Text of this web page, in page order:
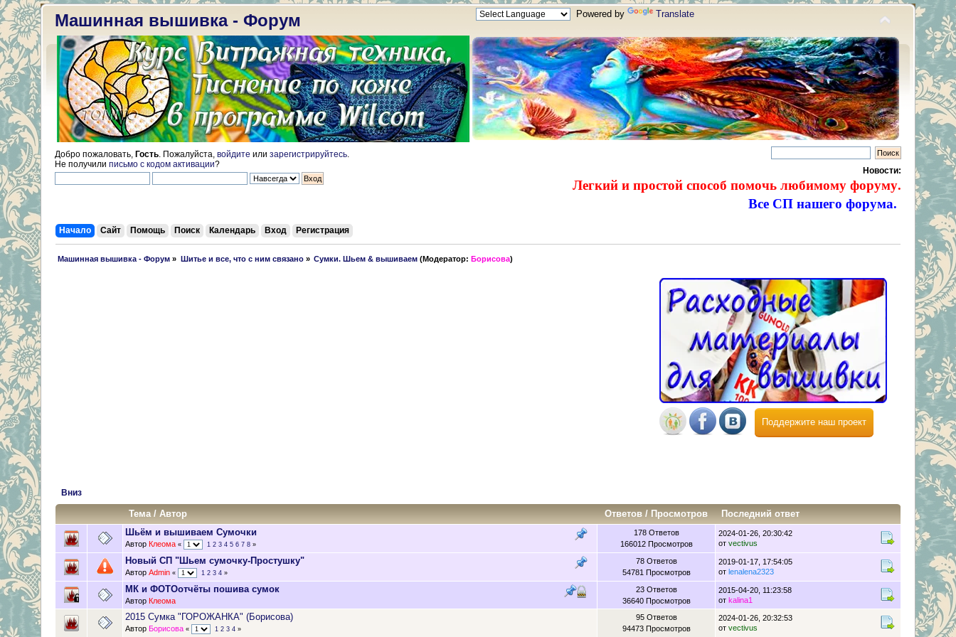
Машинная вышивка - Форум Powered by Translate
Добро пожаловать, Гость . Пожалуйста, войдите или зарегистрируйтесь
Не получили письмо с кодом активации?
Новости:
Легкий и простой способ помочь любимому форуму.
Все СП нашего форума.
Начало Сайт Помощь Поиск Календарь Вход Регистрация
Машинная вышивка - Форум » Шитье и все, что с ним связано» Сумки. Шьем & вышиваем (Модератор:Борисова)
Поддержите наш проект
Вниз
Тема/Автор Ответов/ Просмотров
Последний ответ
Шьём и вышиваем Сумочки
Автор Клеома « 1 2 3 4 5 6 7 8 »
178 Ответов
166012 Просмотров
2024-01-26, 20:30:42
от vectivus
Новый СП "Шьем сумочку-Простушку"
Автор Admin « 1 2 3 4 »
78 Ответов
54781 Просмотров
2019-01-17, 17:54:05
от lenalena2323
МК и ФОТОотчёты пошива сумок
Автор Клеома
23 Ответов
36640 Просмотров
2015-04-20, 11:23:58
от kalina1
2015 Сумка "ГОРОЖАНКА" (Борисова)
Автор Борисова « 1 2 3 4 »
95 Ответов
94473 Просмотров
2024-01-26, 20:32:53
от vectivus